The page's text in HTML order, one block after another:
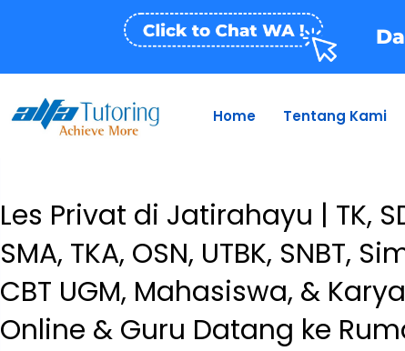
Home Tentang Kami
Les Privat di Jatirahayu | TK,
SMA, TKA, OSN, UTBK, SNBT,
CBT UGM, Mahasiswa, &
Online & Guru Datang ke